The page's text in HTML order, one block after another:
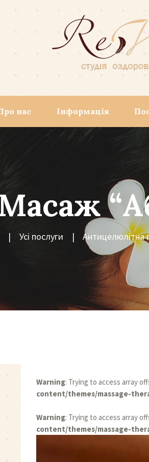
нас Інформація
Усі послуги Антицелюлітна
Warning: Trying to access array
content/themes/massage-
Warning: Trying to access array
content/themes/massage-